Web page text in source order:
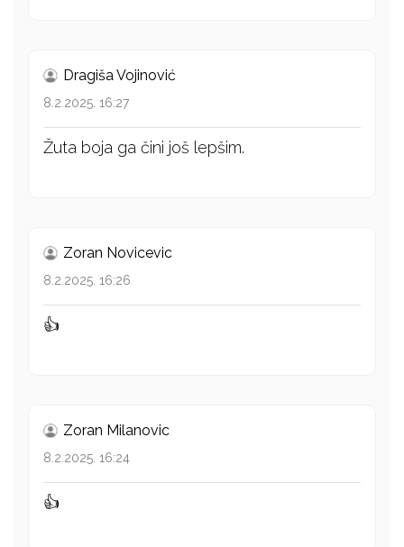
Dragiša Vojinović
8.2.2025. 16:27
Žuta boja ga čini još lepšim.
Zoran Novicevic
8.2.2025. 16:26
👍
Zoran Milanovic
8.2.2025. 16:24
👍